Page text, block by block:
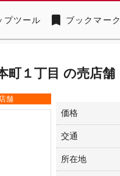
プツール bookmark ブックマーク
町１丁目 の売店舗
舗
価格
交通
所在地